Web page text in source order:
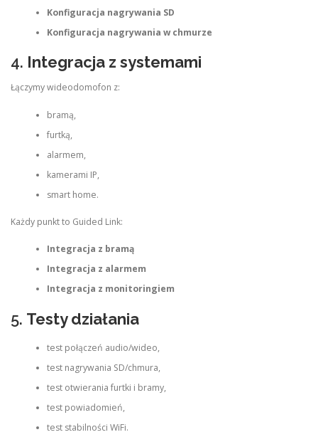
Konfiguracja nagrywania SD
Konfiguracja nagrywania w chmurze
4. Integracja z systemami
Łączymy wideodomofon z:
bramą,
furtką,
alarmem,
kamerami IP,
smart home.
Każdy punkt to Guided Link:
Integracja z bramą
Integracja z alarmem
Integracja z monitoringiem
5. Testy działania
test połączeń audio/wideo,
test nagrywania SD/chmura,
test otwierania furtki i bramy,
test powiadomień,
test stabilności WiFi.